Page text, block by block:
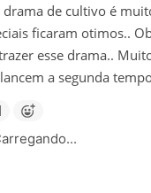
drama de cultivo é
ficaram otimos..
esse drama..
a segunda